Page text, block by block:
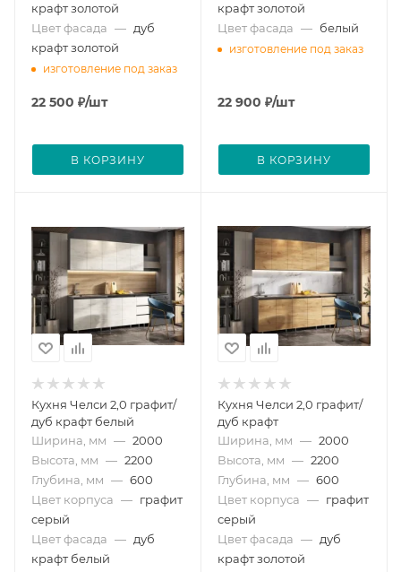
крафт золотой
Цвет фасада — дуб
крафт золотой
изготовление под заказ
22 500 ₽/шт
В КОРЗИНУ
крафт золотой
Цвет фасада — белый
изготовление под заказ
22 900 ₽/шт
В КОРЗИНУ
Кухня Челси 2,0 графит/
дуб крафт белый
Ширина, мм — 2000
Высота, мм — 2200
Глубина, мм — 600
Цвет корпуса — графит
серый
Цвет фасада — дуб
крафт белый
Кухня Челси 2,0 графит/
дуб крафт
Ширина, мм — 2000
Высота, мм — 2200
Глубина, мм — 600
Цвет корпуса — графит
серый
Цвет фасада — дуб
крафт золотой